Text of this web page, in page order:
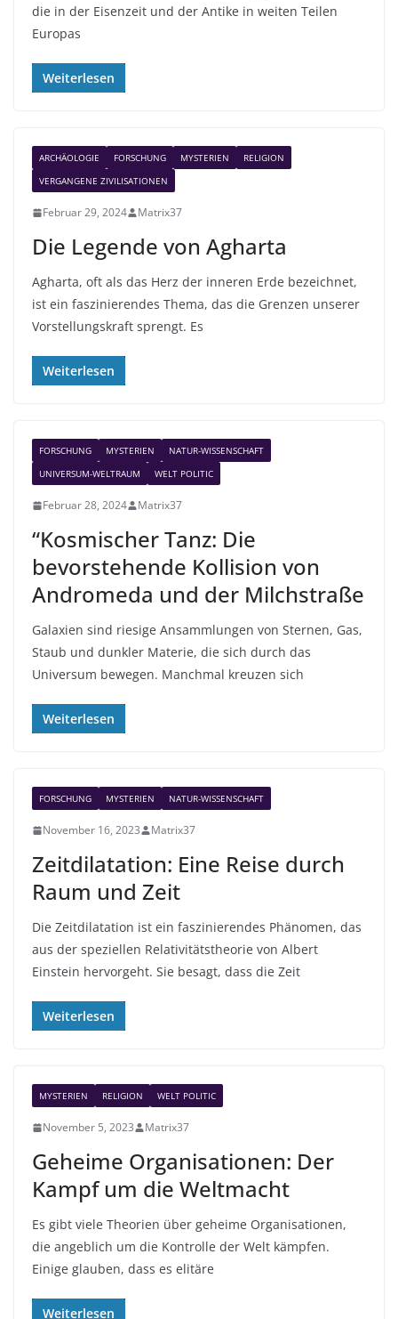
die in der Eisenzeit und der Antike in weiten Teilen
Europas
Weiterlesen
ARCHÄOLOGIE FORSCHUNG MYSTERIEN
RELIGION
VERGANGENE ZIVILISATIONEN
Februar 29, 2024 Matrix37
Die Legende von Agharta
Agharta, oft als das Herz der inneren Erde bezeichnet,
ist ein faszinierendes Thema, das die Grenzen unserer
Vorstellungskraft sprengt. Es
Weiterlesen
FORSCHUNG MYSTERIEN
NATUR-WISSENSCHAFT
UNIVERSUM-WELTRAUM
WELT POLITIC
Februar 28, 2024 Matrix37
“Kosmischer Tanz: Die
bevorstehende Kollision von
Andromeda und der Milchstraße
Galaxien sind riesige Ansammlungen von Sternen, Gas,
Staub und dunkler Materie, die sich durch das
Universum bewegen. Manchmal kreuzen sich
Weiterlesen
FORSCHUNG MYSTERIEN NATUR-WISSENSCHAFT
November 16, 2023 Matrix37
Zeitdilatation: Eine Reise durch
Raum und Zeit
Die Zeitdilatation ist ein faszinierendes Phänomen, das
aus der speziellen Relativitätstheorie von Albert
Einstein hervorgeht. Sie besagt, dass die Zeit
Weiterlesen
MYSTERIEN RELIGION WELT POLITIC
November 5, 2023 Matrix37
Geheime Organisationen: Der
Kampf um die Weltmacht
Es gibt viele Theorien über geheime Organisationen,
die angeblich um die Kontrolle der Welt kämpfen.
Einige glauben, dass es elitäre
Weiterlesen